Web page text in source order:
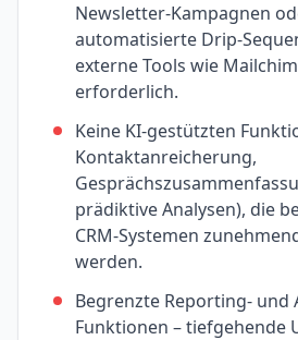
Newsletter-Kampagnen
automatisierte Drip-
externe Tools wie
erforderlich.
Keine KI-gestützten
Kontaktanreicherung,
prädiktive Analysen), die
CRM-Systemen
werden.
Begrenzte Reporting- und
Funktionen – tiefgehende